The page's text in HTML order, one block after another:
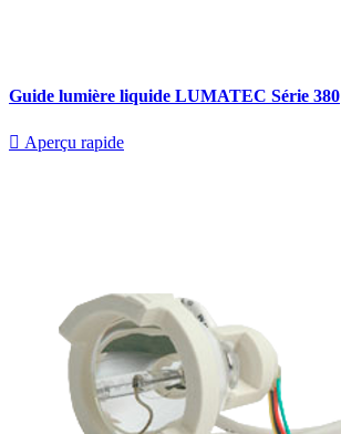
Guide lumière liquide LUMATEC Série 380
 Aperçu rapide